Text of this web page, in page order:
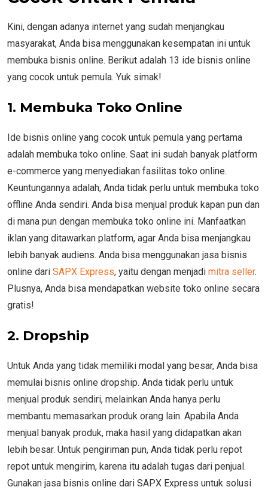
Kini, dengan adanya internet yang sudah menjangkau
masyarakat, Anda bisa menggunakan kesempatan ini untuk
membuka bisnis online. Berikut adalah 13 ide bisnis online
yang cocok untuk pemula. Yuk simak!
1. Membuka Toko Online
Ide bisnis online yang cocok untuk pemula yang pertama
adalah membuka toko online. Saat ini sudah banyak platform
e-commerce yang menyediakan fasilitas toko online.
Keuntungannya adalah, Anda tidak perlu untuk membuka toko
offline Anda sendiri. Anda bisa menjual produk kapan pun dan
di mana pun dengan membuka toko online ini. Manfaatkan
iklan yang ditawarkan platform, agar Anda bisa menjangkau
lebih banyak audiens. Anda bisa menggunakan jasa bisnis
online dari SAPX Express, yaitu dengan menjadi mitra seller.
Plusnya, Anda bisa mendapatkan website toko online secara
gratis!
2. Dropship
Untuk Anda yang tidak memiliki modal yang besar, Anda bisa
memulai bisnis online dropship. Anda tidak perlu untuk
menjual produk sendiri, melainkan Anda hanya perlu
membantu memasarkan produk orang lain. Apabila Anda
menjual banyak produk, maka hasil yang didapatkan akan
lebih besar. Untuk pengiriman pun, Anda tidak perlu repot
repot untuk mengirim, karena itu adalah tugas dari penjual.
Gunakan jasa bisnis online dari SAPX Express untuk solusi